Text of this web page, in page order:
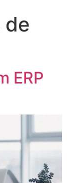
de
ERP